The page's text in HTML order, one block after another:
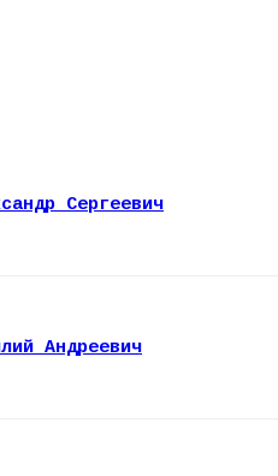
Сергеевич
Андреевич